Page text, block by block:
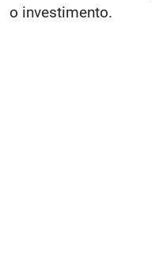
o investimento.